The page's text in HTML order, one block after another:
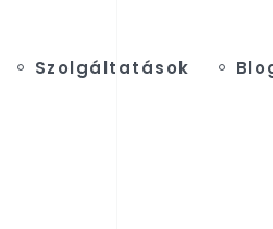
Szolgáltatások